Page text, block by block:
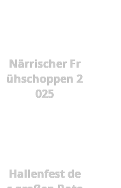
Närrischer Fr
ühschoppen 2
025
Hallenfest de